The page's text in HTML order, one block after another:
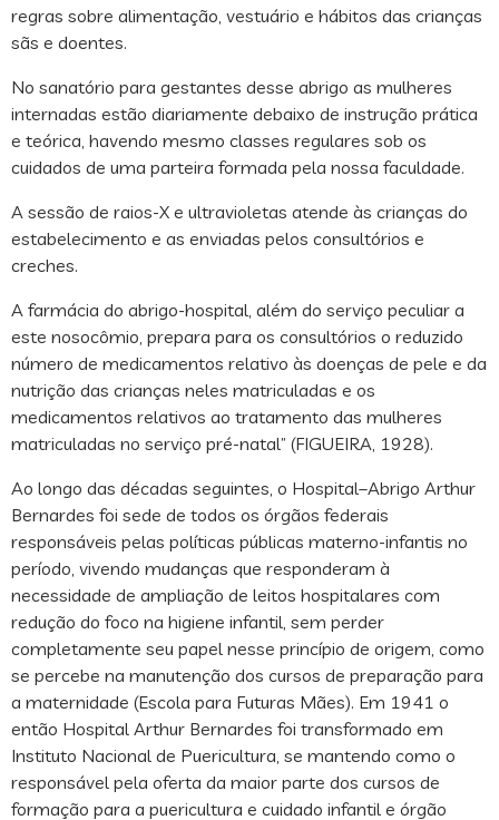
regras sobre alimentação, vestuário e hábitos das crianças
sãs e doentes.
No sanatório para gestantes desse abrigo as mulheres
internadas estão diariamente debaixo de instrução prática
e teórica, havendo mesmo classes regulares sob os
cuidados de uma parteira formada pela nossa faculdade.
A sessão de raios-X e ultravioletas atende às crianças do
estabelecimento e as enviadas pelos consultórios e
creches.
A farmácia do abrigo-hospital, além do serviço peculiar a
este nosocômio, prepara para os consultórios o reduzido
número de medicamentos relativo às doenças de pele e da
nutrição das crianças neles matriculadas e os
medicamentos relativos ao tratamento das mulheres
matriculadas no serviço pré-natal” (FIGUEIRA, 1928).
Ao longo das décadas seguintes, o Hospital–Abrigo Arthur
Bernardes foi sede de todos os órgãos federais
responsáveis pelas políticas públicas materno-infantis no
período, vivendo mudanças que responderam à
necessidade de ampliação de leitos hospitalares com
redução do foco na higiene infantil, sem perder
completamente seu papel nesse princípio de origem, como
se percebe na manutenção dos cursos de preparação para
a maternidade (Escola para Futuras Mães). Em 1941 o
então Hospital Arthur Bernardes foi transformado em
Instituto Nacional de Puericultura, se mantendo como o
responsável pela oferta da maior parte dos cursos de
formação para a puericultura e cuidado infantil e órgão